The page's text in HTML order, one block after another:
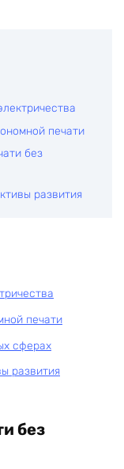
печати
без
развития
печати
сферах
развития
без